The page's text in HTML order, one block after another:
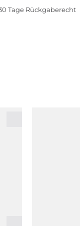
Tage Rückgaberecht